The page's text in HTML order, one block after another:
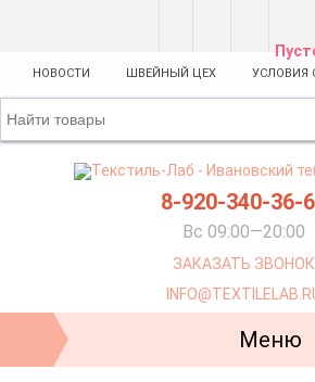
НОВОСТИ ШВЕЙНЫЙ ЦЕХ УСЛОВИЯ
8-920-340-36-
Вс 09:00—20:00
ЗАКАЗАТЬ ЗВОНОК
Меню